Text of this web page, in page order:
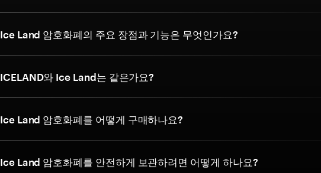
Ice Land 암호화폐의 주요 장점과 기능은 무엇인가요?
ICELAND와 Ice Land는 같은가요?
Ice Land 암호화폐를 어떻게 구매하나요?
Ice Land 암호화폐를 안전하게 보관하려면 어떻게 하나요?